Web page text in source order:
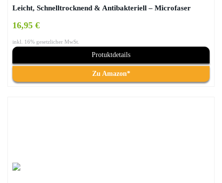
Leicht, Schnelltrocknend & Antibakteriell – Microfaser
16,95 €
inkl. 16% gesetzlicher MwSt.
Protuktdetails
Zu Amazon*